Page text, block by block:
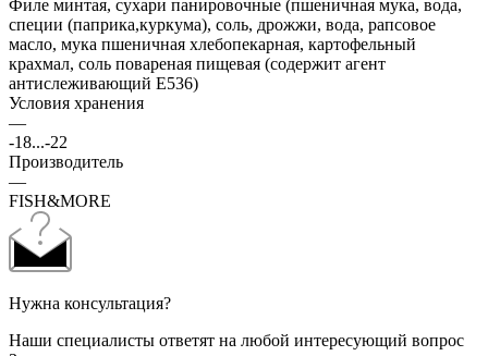
Филе минтая, сухари панировочные (пшеничная мука, вода,
специи (паприка,куркума), соль, дрожжи, вода, рапсовое
масло, мука пшеничная хлебопекарная, картофельный
крахмал, соль повареная пищевая (содержит агент
антислеживающий Е536)
Условия хранения
—
-18...-22
Производитель
—
FISH&MORE
Нужна консультация?
Наши специалисты ответят на любой интересующий вопрос